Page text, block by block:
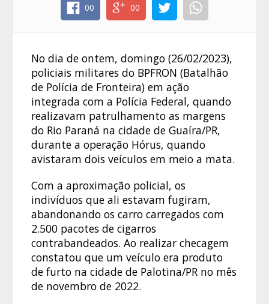
00 00
No dia de ontem, domingo (26/02/2023),
policiais militares do BPFRON (Batalhão
de Polícia de Fronteira) em ação
integrada com a Polícia Federal, quando
realizavam patrulhamento as margens
do Rio Paraná na cidade de Guaíra/PR,
durante a operação Hórus, quando
avistaram dois veículos em meio a mata.
Com a aproximação policial, os
indivíduos que ali estavam fugiram,
abandonando os carro carregados com
2.500 pacotes de cigarros
contrabandeados. Ao realizar checagem
constatou que um veículo era produto
de furto na cidade de Palotina/PR no mês
de novembro de 2022.